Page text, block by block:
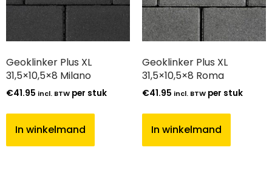
Geoklinker Plus XL
31,5×10,5×8 Milano
€41.95 incl. BTW per stuk
In winkelmand
Geoklinker Plus XL
31,5×10,5×8 Roma
€41.95 incl. BTW per stuk
In winkelmand